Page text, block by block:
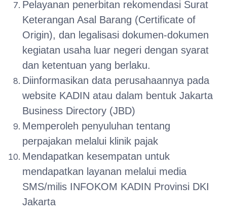
Pelayanan penerbitan rekomendasi Surat
Keterangan Asal Barang (Certificate of
Origin), dan legalisasi dokumen-dokumen
kegiatan usaha luar negeri dengan syarat
dan ketentuan yang berlaku.
Diinformasikan data perusahaannya pada
website KADIN atau dalam bentuk Jakarta
Business Directory (JBD)
Memperoleh penyuluhan tentang
perpajakan melalui klinik pajak
Mendapatkan kesempatan untuk
mendapatkan layanan melalui media
SMS/milis INFOKOM KADIN Provinsi DKI
Jakarta